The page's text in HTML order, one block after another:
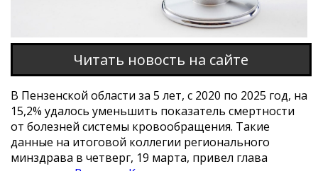
Читать новость на сайте
В Пензенской области за 5 лет, с 2020 по 2025 год, на
15,2% удалось уменьшить показатель смертности
от болезней системы кровообращения. Такие
данные на итоговой коллегии регионального
минздрава в четверг, 19 марта, привел глава